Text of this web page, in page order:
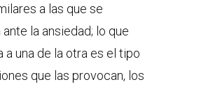
a las que se
la ansiedad; lo que
a una de la otra es el tipo
que las provocan, los